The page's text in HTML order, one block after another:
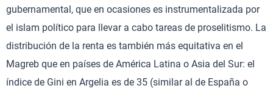
gubernamental, que en ocasiones es instrumentalizada por
el islam político para llevar a cabo tareas de proselitismo. La
distribución de la renta es también más equitativa en el
Magreb que en países de América Latina o Asia del Sur: el
índice de Gini en Argelia es de 35 (similar al de España o